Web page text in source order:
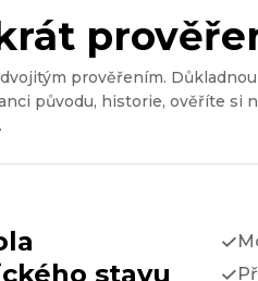
prověřením.
původu, historie, ověříte si
stavu